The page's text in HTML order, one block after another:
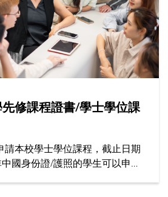
修課程證書/學士學位課
請本校學士學位課程，截止日期
國身份證/護照的學生可以申請